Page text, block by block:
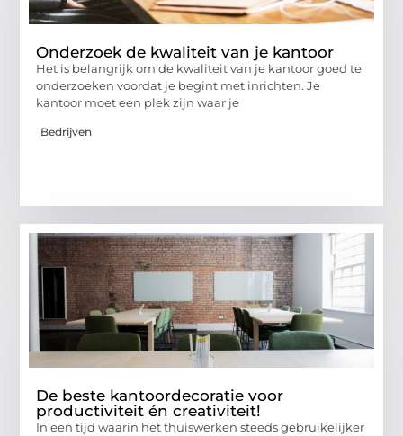
Onderzoek de kwaliteit van je kantoor
Het is belangrijk om de kwaliteit van je kantoor goed te
onderzoeken voordat je begint met inrichten. Je
kantoor moet een plek zijn waar je
Bedrijven
De beste kantoordecoratie voor
productiviteit én creativiteit!
In een tijd waarin het thuiswerken steeds gebruikelijker